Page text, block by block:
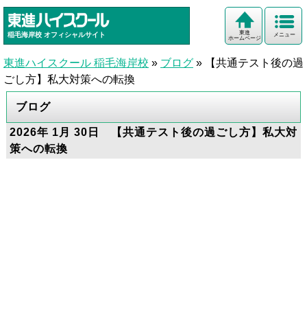
稲毛海岸校 オフィシャルサイト メニュー
東進
ホームページ
東進ハイスクール 稲毛海岸校 » ブログ »
【共通テスト後の過
ごし方】私大対策への転換
ブログ
2026年 1月 30日 【共通テスト後の過ごし方】私大対
策への転換